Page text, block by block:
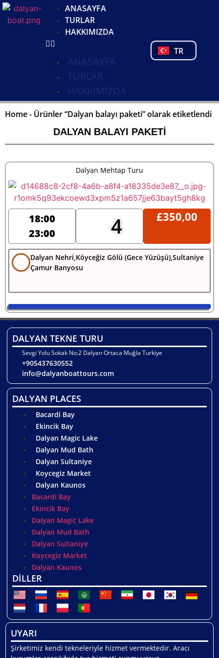
ANASAYFA
TURLAR
HAKKIMIZDA
ANASAYFA
TURLAR
HAKKIMIZDA
TR
PL
PT
Home- Ürünler “Dalyan balayı paketi” olarak etiketlendi
DALYAN BALAYI PAKETI
Dalyan Mehtap Turu
18:00
23:00
4 £350,00
Dalyan Nehri,Köyceğiz Gölü (Gece Yüzüşü),Sultaniye
Çamur Banyosu
DALYAN TEKNE TURU
Sevgi Yolu Sokak No:2 Dalyan Ortaca Muğla Turkiye
+905437630552
info@dalyanboattours.com
DALYAN PLACES
Bacardi Bay
Ekincik Bay
Dalyan Magic Lake
Dalyan Mud Bath
Dalyan Sultaniye
Koycegiz Market
Dalyan Kaunos
Bacardi Bay
Ekincik Bay
Dalyan Magic Lake
Dalyan Mud Bath
Dalyan Sultaniye
Koycegiz Market
Dalyan Kaunos
DİLLER
UYARI
Şirketimiz kendi tekneleriyle hizmet vermektedir. Aracı